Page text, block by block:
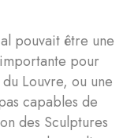
pouvait être une
pour
Louvre, ou une
capables de
des Sculptures